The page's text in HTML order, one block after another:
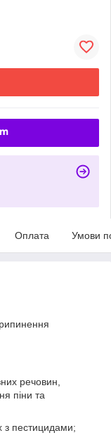
Оплата Умови
речовин,
піни та
з пестицидами;